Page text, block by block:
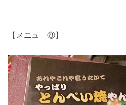
【メニュー⑧】